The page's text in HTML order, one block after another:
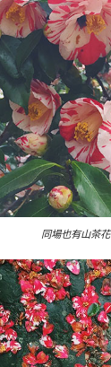
同場也有山茶花